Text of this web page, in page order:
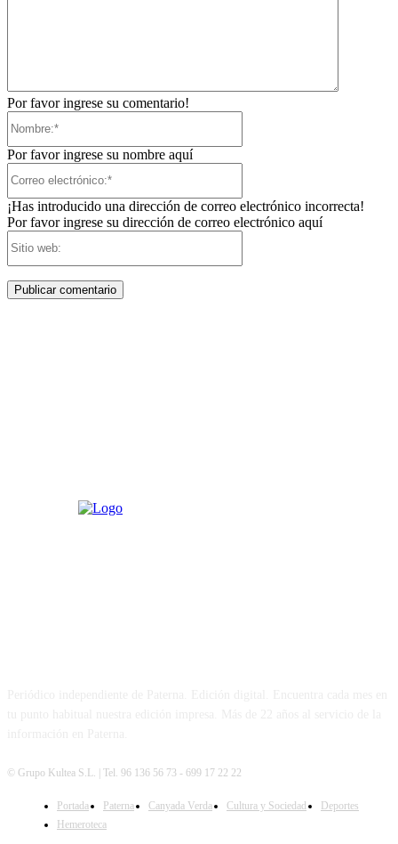
Por favor ingrese su comentario!
Por favor ingrese su nombre aquí
¡Has introducido una dirección de correo electrónico incorrecta!
Por favor ingrese su dirección de correo electrónico aquí
SÍGUENOS
© Grupo Kultea S.L. | Tel. 96 136 56 73 - 699 17 22 22
Portada Paterna Canyada Verda Cultura y Sociedad
Deportes
Hemeroteca